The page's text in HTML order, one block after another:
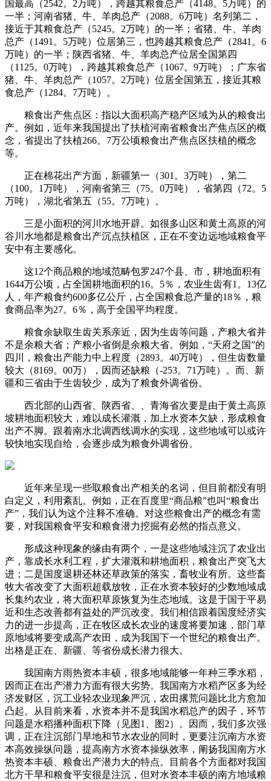
国最高（2542。2万吨），跨越其粮食总产（4148。5万吨）的
一半；河南省猪、牛、羊肉总产（2088。6万吨）名列第二，
接近于其粮食总产（5245。2万吨）的一半；省猪、牛、羊肉
总产（1491。5万吨）位居第三，也跨越其粮食总产（2841。6
万吨）的一半；陕西省猪、牛、羊肉总产位居全国第四
（1125。0万吨），跨越其粮食总产（1067。9万吨）；广东省
猪、牛、羊肉总产（1057。2万吨）位居全国第五，接近其粮
食总产（1284。7万吨）。
粮食出产焦点区：指以大面积高产稳产区域为从的粮食出
产。例如，近年来我国提出了扶植河南省粮食出产焦点区的概
念，省提出了扶植266。7万公顷粮食出产焦点区扶植的概念
等。
正在棉花出产方面，新疆第一（301。3万吨），第二
（100。1万吨），河南省第三（75。0万吨），省第四（72。5
万吨），湖北省第五（55。7万吨）。
三是小面积的河川水地开辟。如很多山区和黄土高原的河
谷川水地都是粮食出产沉点扶植区，正在不变边远地域粮食平
安中有主要感化。
这12个商品粮的地域范畴包罗247个县、市，耕地面积有
1644万公顷，占全国耕地面积的16。5％，农业生齿有1。13亿
人，年产粮食约600多亿公斤，占全国粮食总产量的18％，粮
食商品率为27。6％，高于全国平均程度。
粮食余缺取生齿关系亲近，因为生齿等问题，产粮大省并
不是余粮大省；产粮小省倒是余粮大省。例如，“天府之国”的
四川，粮食出产能力中上程度（2893。40万吨），但生齿数量
较大（8169。00万），因而还缺粮（-253。71万吨）。而、新
疆和三省由于生齿较少，成为了粮食外调省份。
西北部的山西省、陕西省、、青海省次要是由于黄土高原
坡耕地面积较大，难以成长灌溉，加上水资本欠缺，形成粮食
出产不脚。跟着南水北调西线调水的实现，这些地域可以或许
较快地实现自给，会逐步成为粮食外调省份。
近年来呈现一些取粮食出产相关的名词，但目前都没有明
白定义，利用紊乱。例如，正在百度里“商品粮”也叫“粮食出
产”，我们认为这个注释不准确。对这些粮食出产的概念有需
要，对我国粮食平安和粮食潜力挖掘有必然的指点意义。
形成这种现象的缘由有两个，一是这些地域注沉了农业出
产，靠成长水利工程，扩大灌溉和耕地面积，粮食出产突飞大
进；二是国度退耕还林还草政策的落实，畜牧业有所。这些畜
牧大省改变了大面积超载放牧，正在水资本较好的少数地域成
长集约农业，将大面积草原恢复为生态地域。这是于国于平易
近和生态改善都有益处的严沉改变。我们相信跟着国度经济实
力的进一步提高，正在牧区成长农业的速度将要加速，部门草
原地域将要变成高产农田，成为我国下一个世纪的粮食出产。
出格是正在、新疆、等省份成长潜力很大。
我国南方雨热资本丰硕，很多地域能够一年种三季水稻，
因而正在出产潜力方面有很大劣势。我国南方水稻产区多为经
济发财区，沉工业轻农业现象严沉，农田撂荒问题比北方愈加
凸起。从目前来看，水资本并不是我国水稻总产的因子，环节
问题是水稻播种面积下降（见图1、图2）。因而，我们多次强
调，正在注沉部门旱地和节水农业的同时，更要注沉南方水资
本高效操纵问题，提高南方水资本操纵效率，阐扬我国南方水
热资本丰硕、粮食出产潜力大的特点。目前各个方面都对我国
北方干旱和粮食平安很是注沉，但对水资本丰硕的南方地域粮